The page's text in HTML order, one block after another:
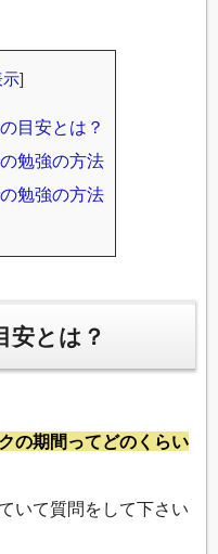
]
目安とは？
勉強の方法
勉強の方法
とは？
の期間ってどのくらい
いて質問をして下さい